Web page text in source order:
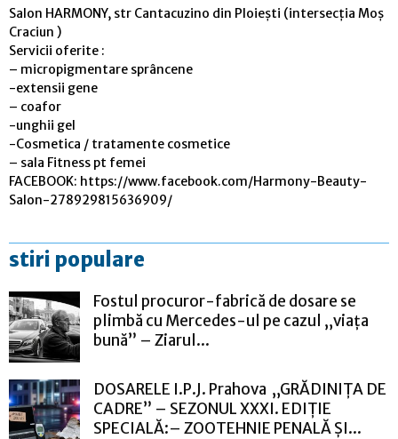
Salon HARMONY, str Cantacuzino din Ploiești (intersecția Moș
Craciun )
Servicii oferite :
– micropigmentare sprâncene
-extensii gene
– coafor
-unghii gel
-Cosmetica / tratamente cosmetice
– sala Fitness pt femei
FACEBOOK: https://www.facebook.com/Harmony-Beauty-
Salon-278929815636909/
stiri populare
Fostul procuror-fabrică de dosare se
plimbă cu Mercedes-ul pe cazul „viața
bună” – Ziarul...
DOSARELE I.P.J. Prahova „GRĂDINIȚA DE
CADRE” – SEZONUL XXXI. EDIȚIE
SPECIALĂ:– ZOOTEHNIE PENALĂ ȘI...